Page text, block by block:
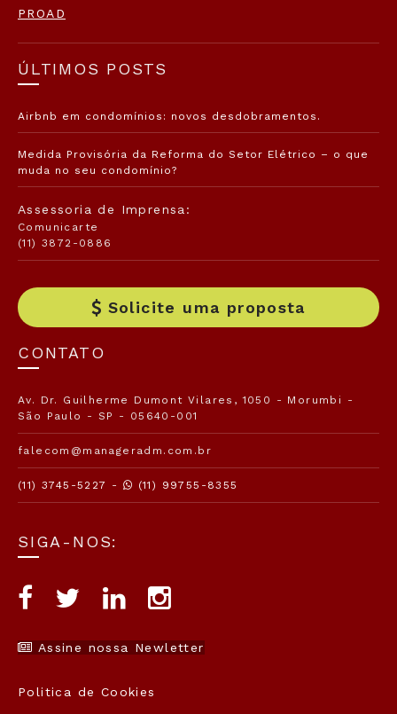
PROAD
ÚLTIMOS POSTS
Airbnb em condomínios: novos desdobramentos.
Medida Provisória da Reforma do Setor Elétrico – o que
muda no seu condomínio?
Assessoria de Imprensa:
Comunicarte
(11) 3872-0886
Solicite uma proposta
CONTATO
Av. Dr. Guilherme Dumont Vilares, 1050 - Morumbi -
São Paulo - SP - 05640-001
falecom@manageradm.com.br
(11) 3745-5227 - (11) 99755-8355
SIGA-NOS:
Assine nossa Newletter
Politica de Cookies